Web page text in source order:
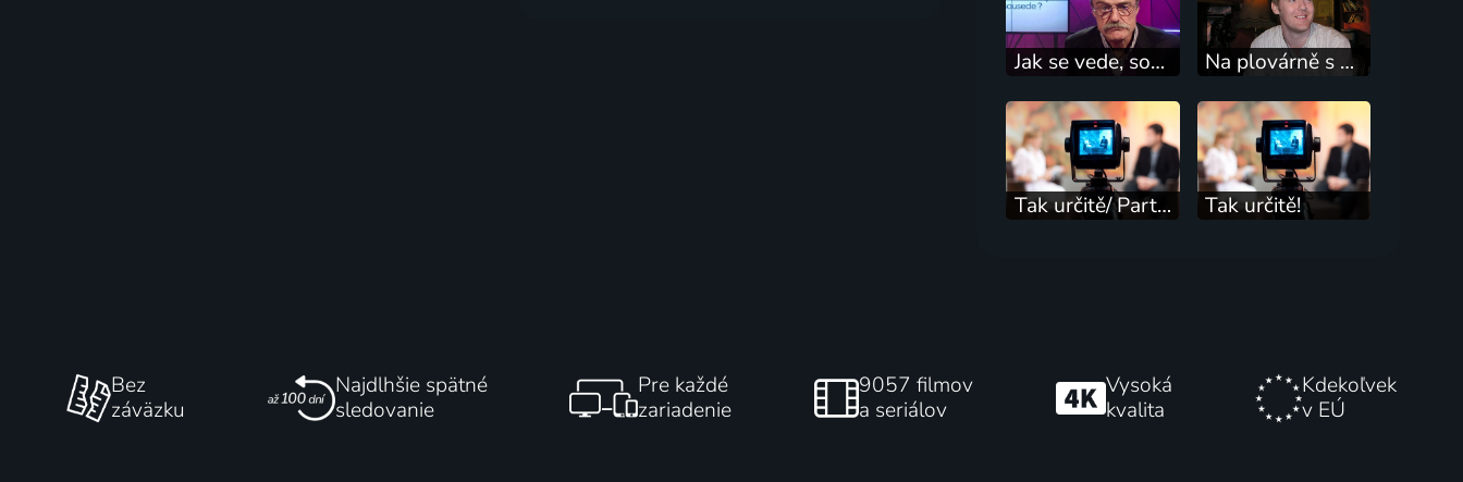
Jak se vede, sousede? Na plovárně s Glenem Hansardem
Tak určitě/ Party show + Tak určitě!
Bez
záväzku
Najdlhšie spätné
sledovanie
Pre každé
zariadenie
9057 filmov
a seriálov
Vysoká
kvalita
Kdekoľvek
v EÚ